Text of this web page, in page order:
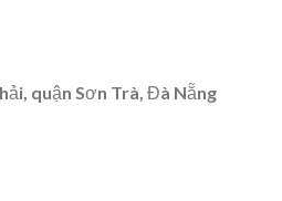
quận Sơn Trà, Đà Nẵng